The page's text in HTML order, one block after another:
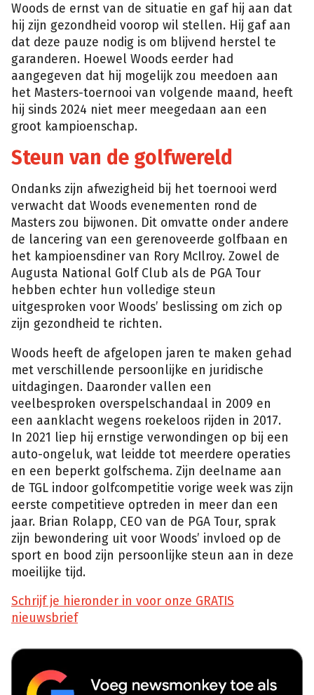
Woods de ernst van de situatie en gaf hij aan dat
hij zijn gezondheid voorop wil stellen. Hij gaf aan
dat deze pauze nodig is om blijvend herstel te
garanderen. Hoewel Woods eerder had
aangegeven dat hij mogelijk zou meedoen aan
het Masters-toernooi van volgende maand, heeft
hij sinds 2024 niet meer meegedaan aan een
groot kampioenschap.
Steun van de golfwereld
Ondanks zijn afwezigheid bij het toernooi werd
verwacht dat Woods evenementen rond de
Masters zou bijwonen. Dit omvatte onder andere
de lancering van een gerenoveerde golfbaan en
het kampioensdiner van Rory McIlroy. Zowel de
Augusta National Golf Club als de PGA Tour
hebben echter hun volledige steun
uitgesproken voor Woods’ beslissing om zich op
zijn gezondheid te richten.
Woods heeft de afgelopen jaren te maken gehad
met verschillende persoonlijke en juridische
uitdagingen. Daaronder vallen een
veelbesproken overspelschandaal in 2009 en
een aanklacht wegens roekeloos rijden in 2017.
In 2021 liep hij ernstige verwondingen op bij een
auto-ongeluk, wat leidde tot meerdere operaties
en een beperkt golfschema. Zijn deelname aan
de TGL indoor golfcompetitie vorige week was zijn
eerste competitieve optreden in meer dan een
jaar. Brian Rolapp, CEO van de PGA Tour, sprak
zijn bewondering uit voor Woods’ invloed op de
sport en bood zijn persoonlijke steun aan in deze
moeilijke tijd.
Schrijf je hieronder in voor onze GRATIS
nieuwsbrief